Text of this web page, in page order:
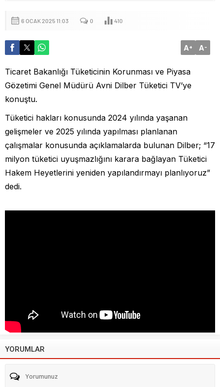
6 OCAK 2025 11:03 0 410
A+ A-
Ticaret Bakanlığı Tüketicinin Korunması ve Piyasa
Gözetimi Genel Müdürü Avni Dilber Tüketici TV’ye
konuştu.
Tüketici hakları konusunda 2024 yılında yaşanan
gelişmeler ve 2025 yılında yapılması planlanan
çalışmalar konusunda açıklamalarda bulunan Dilber; “17
milyon tüketici uyuşmazlığını karara bağlayan Tüketici
Hakem Heyetlerini yeniden yapılandırmayı planlıyoruz”
dedi.
YORUMLAR